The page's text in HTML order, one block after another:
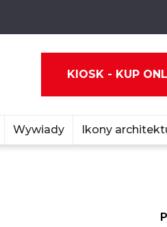
KIOSK - KUP
Wywiady Ikony